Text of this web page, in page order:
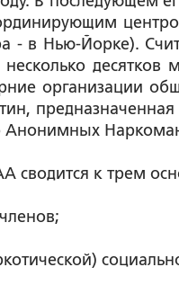
в Нью-Йорке).
десятков
организации
предназначенная
Анонимных
сводится к трем